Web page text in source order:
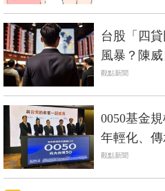
台股「四
風暴？陳
觀點新聞
0050基金
年輕化、
觀點新聞